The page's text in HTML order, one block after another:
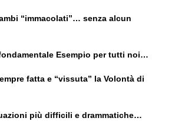
“immacolati”… senza alcun
Esempio per tutti noi…
fatta e “vissuta” la Volontà di
più difficili e drammatiche…